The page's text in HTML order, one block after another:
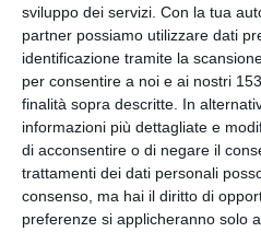
sviluppo dei servizi. Con la tua
partner possiamo utilizzare dati
identificazione tramite la
per consentire a noi e ai nostri
finalità sopra descritte. In
informazioni più dettagliate e
di acconsentire o di negare il
trattamenti dei dati personali
consenso, ma hai il diritto di
preferenze si applicheranno solo
INVIA
via Email